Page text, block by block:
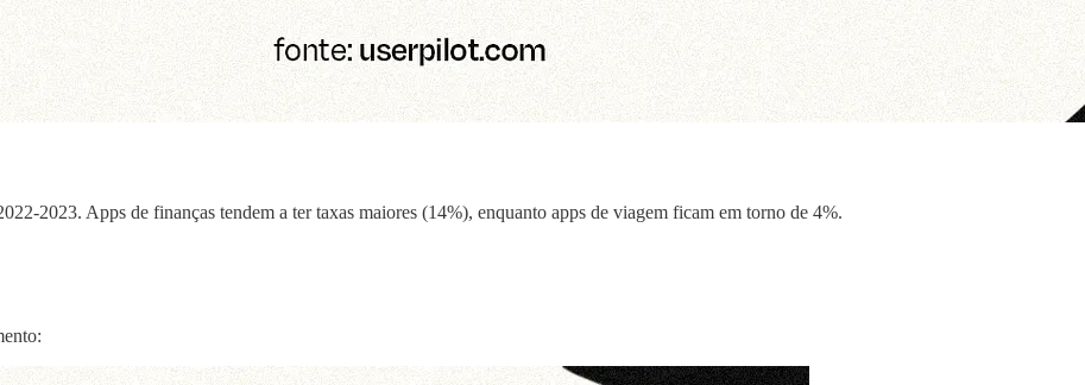
2023. Apps de finanças tendem a ter taxas maiores (14%), enquanto apps de viagem ficam em torno de 4%.